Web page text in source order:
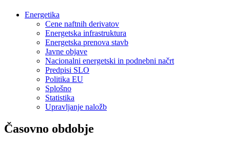
Energetika
Cene naftnih derivatov
Energetska infrastruktura
Energetska prenova stavb
Javne objave
Nacionalni energetski in podnebni načrt
Predpisi SLO
Politika EU
Splošno
Statistika
Upravljanje naložb
Časovno obdobje